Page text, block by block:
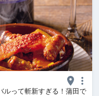
ルって斬新すぎる！蒲田で